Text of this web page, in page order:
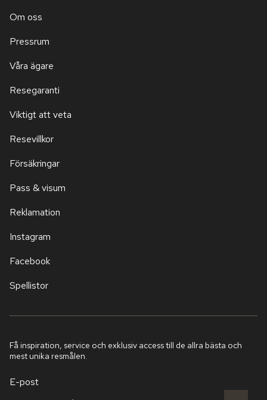
Om oss
Pressrum
Våra ägare
Resegaranti
Viktigt att veta
Resevillkor
Försäkringar
Pass & visum
Reklamation
Instagram
Facebook
Spellistor
Få inspiration, service och exklusiv access till de allra bästa och
mest unika resmålen.
E-post